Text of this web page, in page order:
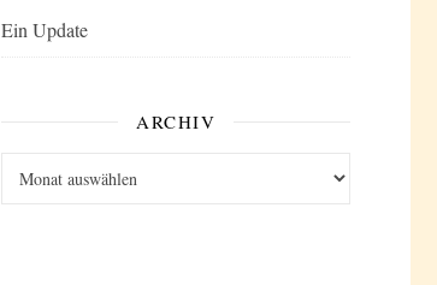
Ein Update
ARCHIV